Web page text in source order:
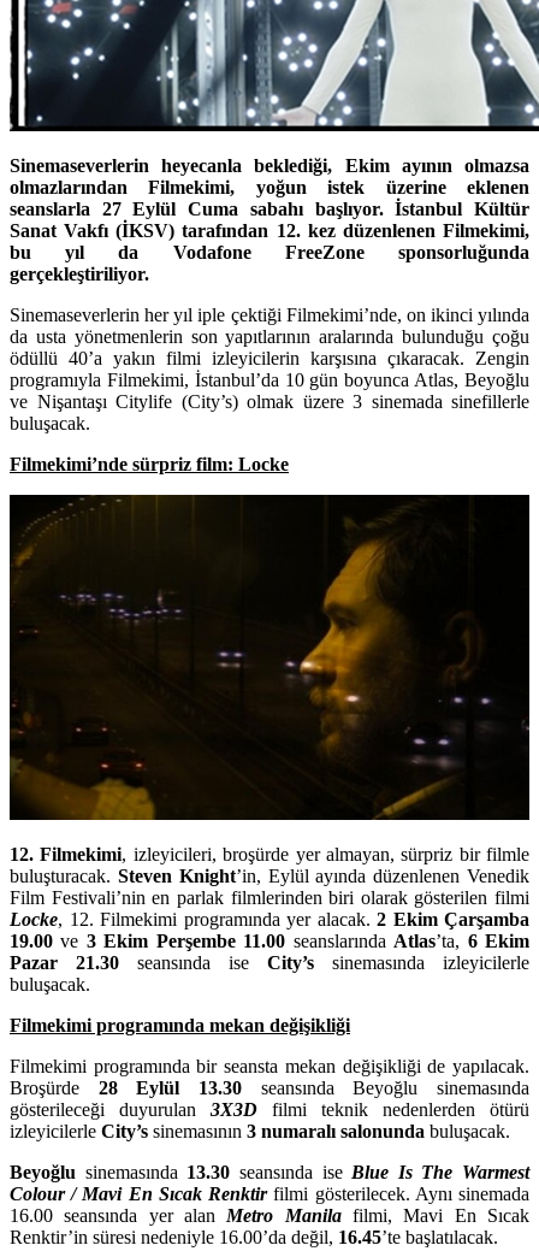
Sinemaseverlerin heyecanla beklediği, Ekim ayının olmazsa
olmazlarından Filmekimi, yoğun istek üzerine eklenen
seanslarla 27 Eylül Cuma sabahı başlıyor. İstanbul Kültür
Sanat Vakfı (İKSV) tarafından 12. kez düzenlenen Filmekimi,
bu yıl da Vodafone FreeZone sponsorluğunda
gerçekleştiriliyor.
Sinemaseverlerin her yıl iple çektiği Filmekimi’nde, on ikinci yılında
da usta yönetmenlerin son yapıtlarının aralarında bulunduğu çoğu
ödüllü 40’a yakın filmi izleyicilerin karşısına çıkaracak. Zengin
programıyla Filmekimi, İstanbul’da 10 gün boyunca Atlas, Beyoğlu
ve Nişantaşı Citylife (City’s) olmak üzere 3 sinemada sinefillerle
buluşacak.
Filmekimi’nde sürpriz film: Locke
12. Filmekimi, izleyicileri, broşürde yer almayan, sürpriz bir filmle
buluşturacak. Steven Knight’in, Eylül ayında düzenlenen Venedik
Film Festivali’nin en parlak filmlerinden biri olarak gösterilen filmi
Locke, 12. Filmekimi programında yer alacak. 2 Ekim Çarşamba
19.00ve 3 Ekim Perşembe 11.00 seanslarında Atlas’ta, 6 Ekim
Pazar 21.30 seansında ise City’s sinemasında izleyicilerle
buluşacak.
Filmekimi programında mekan değişikliği
Filmekimi programında bir seansta mekan değişikliği de yapılacak.
Broşürde 28 Eylül 13.30 seansında Beyoğlu sinemasında
gösterileceği duyurulan 3X3D filmi teknik nedenlerden ötürü
izleyicilerle City’s sinemasının 3 numaralı salonunda buluşacak.
Beyoğlu sinemasında 13.30 seansında ise Blue Is The Warmest
Colour / Mavi En Sıcak Renktirfilmi gösterilecek. Aynı sinemada
16.00 seansında yer alan Metro Manilafilmi, Mavi En Sıcak
Renktir’in süresi nedeniyle 16.00’da değil, 16.45’te başlatılacak.